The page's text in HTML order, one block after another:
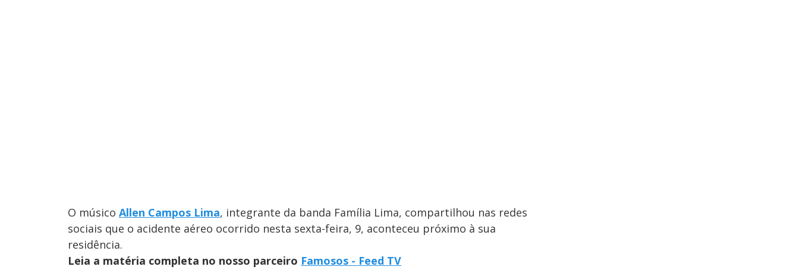
O músico Allen Campos Lima, integrante da banda Família Lima, compartilhou nas redes
sociais que o acidente aéreo ocorrido nesta sexta-feira, 9, aconteceu próximo à sua
residência.
Leia a matéria completa no nosso parceiro Famosos - Feed TV